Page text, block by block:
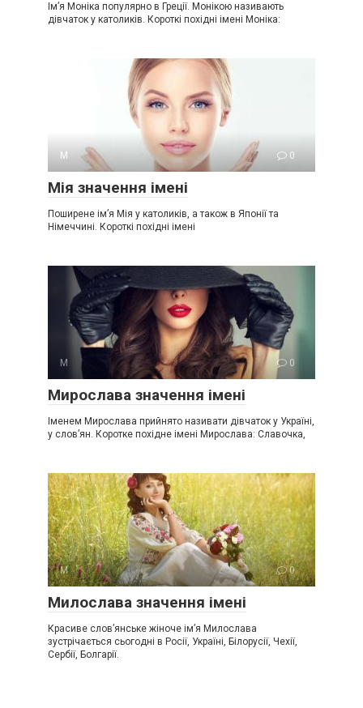
Ім’я Моніка популярно в Греції. Монікою називають
дівчаток у католиків. Короткі похідні імені Моніка:
М 0
Мія значення імені
Поширене ім’я Мія у католиків, а також в Японії та
Німеччині. Короткі похідні імені
М 0
Мирослава значення імені
Іменем Мирослава прийнято називати дівчаток у Україні,
у слов’ян. Коротке похідне імені Мирослава: Славочка,
М 0
Милослава значення імені
Красиве слов’янське жіноче ім’я Милослава
зустрічається сьогодні в Росії, Україні, Білорусії, Чехії,
Сербії, Болгарії.